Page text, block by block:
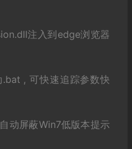
注入到edge浏览器
, 可快速追踪参数快
动屏蔽Win7低版本提示